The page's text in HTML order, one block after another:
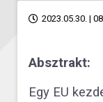
2023.05.30. |
Absztrakt:
Egy EU